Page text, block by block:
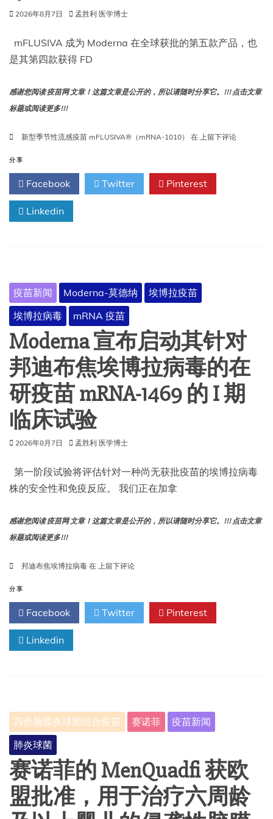
2026年8月7日 孟胜利 医学博士
mFLUSIVA 成为 Moderna 在全球获批的第五款产品，也
是其第四款获得 FD
感谢您阅读 疫苗网 文章！这篇文章是公开的，所以请随时分享它。!!! 点击文章
标题或阅读更多!!!
新型季节性流感疫苗 mFLUSIVA®（mRNA-1010） 在 Moderna
流
感
疫
FDA
上留下评论
分享
Facebook Twitter Pinterest
Linkedin
疫苗新闻 Moderna-莫德纳
埃博拉疫苗
埃博拉病毒
mRNA 疫苗
Moderna 宣布启动其针对
邦迪布焦埃博拉病毒的在
研疫苗 mRNA-1469 的 I 期
临床试验
2026年8月7日 孟胜利 医学博士
第一阶段试验将评估针对一种尚无获批疫苗的埃博拉病毒
株的安全性和免疫反应。 我们正在加拿
感谢您阅读 疫苗网 文章！这篇文章是公开的，所以请随时分享它。!!! 点击文章
标题或阅读更多!!!
邦迪布焦埃博拉病毒 在 Moderna
启
动
其
埃
博
毒
的
在
研
疫
上留下评论
分享
Facebook Twitter Pinterest
Linkedin
四价脑膜炎球菌结合疫苗 赛诺菲
疫苗新闻
肺炎球菌
赛诺菲的 MenQuadfi 获欧
盟批准，用于治疗六周龄